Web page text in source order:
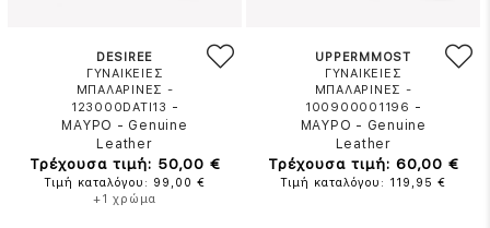
DESIREE
ΓΥΝΑΙΚΕΙΕΣ
ΜΠΑΛΑΡΙΝΕΣ -
123000DATI13 -
ΜΑΥΡΟ - Genuine
Leather
Τρέχουσα τιμή: 50,00 €
Τιμή καταλόγου: 99,00 €
+1 χρώμα
UPPERMMOST
ΓΥΝΑΙΚΕΙΕΣ
ΜΠΑΛΑΡΙΝΕΣ -
100900001196 -
ΜΑΥΡΟ - Genuine
Leather
Τρέχουσα τιμή: 60,00 €
Τιμή καταλόγου: 119,95 €